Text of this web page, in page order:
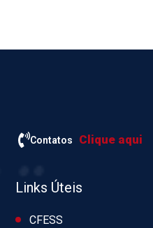
Contatos Clique aqui
Links Úteis
CFESS